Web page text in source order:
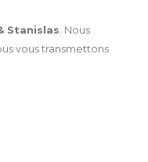
Stanislas . Nous
vous transmettons